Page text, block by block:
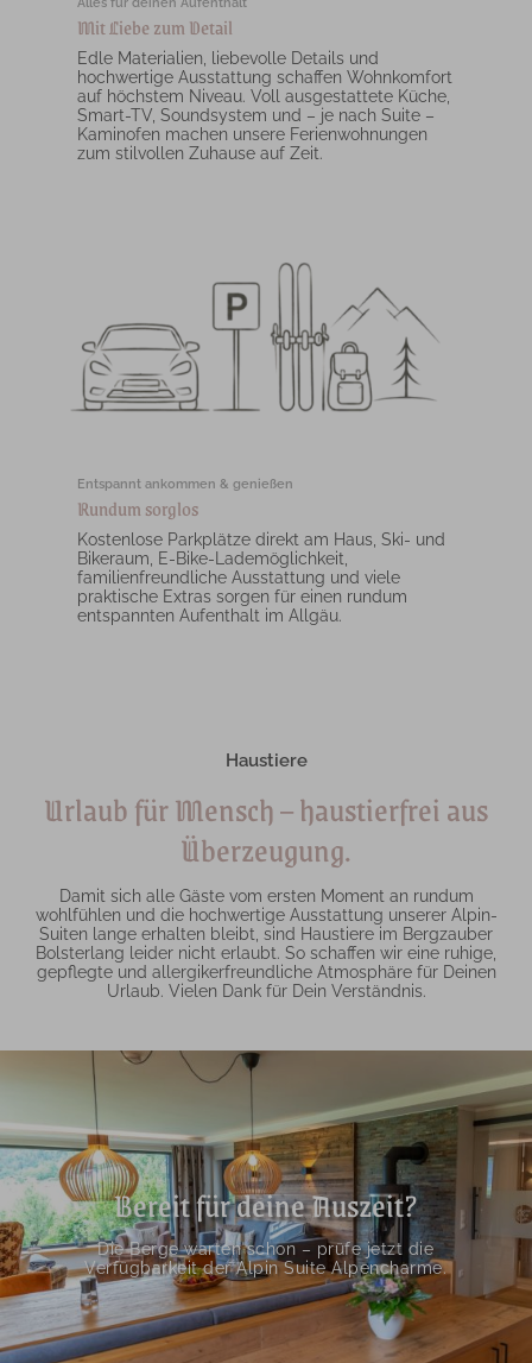
Mit Liebe zum Detail
Edle Materialien, liebevolle Details und
hochwertige Ausstattung schaffen Wohnkomfort
auf höchstem Niveau. Voll ausgestattete Küche,
Smart-TV, Soundsystem und – je nach Suite –
Kaminofen machen unsere Ferienwohnungen
zum stilvollen Zuhause auf Zeit.
Entspannt ankommen & genießen
Rundum sorglos
Kostenlose Parkplätze direkt am Haus, Ski- und
Bikeraum, E-Bike-Lademöglichkeit,
familienfreundliche Ausstattung und viele
praktische Extras sorgen für einen rundum
entspannten Aufenthalt im Allgäu.
Haustiere
Urlaub für Mensch – haustierfrei aus
Überzeugung.
Damit sich alle Gäste vom ersten Moment an rundum
wohlfühlen und die hochwertige Ausstattung unserer Alpin-
Suiten lange erhalten bleibt, sind Haustiere im Bergzauber
Bolsterlang leider nicht erlaubt. So schaffen wir eine ruhige,
gepflegte und allergikerfreundliche Atmosphäre für Deinen
Urlaub. Vielen Dank für Dein Verständnis.
Bereit für deine Auszeit?
Die Berge warten schon – prüfe jetzt die
Verfügbarkeit der Alpin Suite Alpencharme.